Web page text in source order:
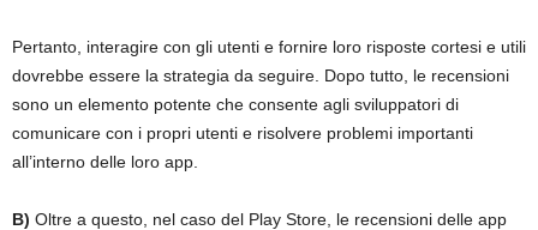
Pertanto, interagire con gli utenti e fornire loro risposte cortesi e utili
dovrebbe essere la strategia da seguire. Dopo tutto, le recensioni
sono un elemento potente che consente agli sviluppatori di
comunicare con i propri utenti e risolvere problemi importanti
all’interno delle loro app.
B) Oltre a questo, nel caso del Play Store, le recensioni delle app